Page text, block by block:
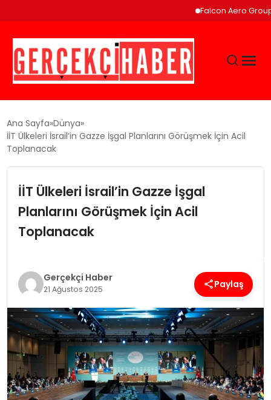
Falcon Aero Group,
GÜNCEL
EĞITIM
EKONOMI
MAGAZIN
TEKNOLOJI
YAŞAM
Ana Sayfa Dünya
İİT Ülkeleri İsrail’in Gazze İşgal Planlarını Görüşmek İçin Acil
Toplanacak
İİT Ülkeleri İsrail’in Gazze İşgal
Planlarını Görüşmek İçin Acil
Toplanacak
Gerçekçi Haber
21 Ağustos 2025 Paylaş